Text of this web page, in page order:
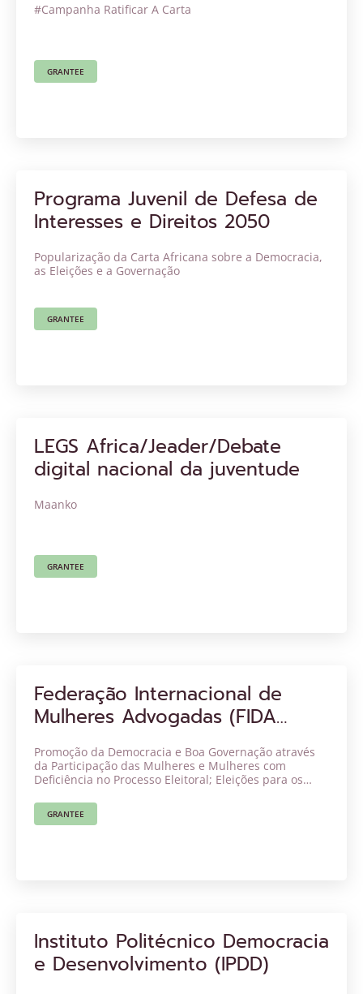
#Campanha Ratificar A Carta
GRANTEE
Programa Juvenil de Defesa de
Interesses e Direitos 2050
Popularização da Carta Africana sobre a Democracia,
as Eleições e a Governação
GRANTEE
LEGS Africa/Jeader/Debate
digital nacional da juventude
Maanko
GRANTEE
Federação Internacional de
Mulheres Advogadas (FIDA
Promoção da Democracia e Boa Governação através
da Participação das Mulheres e Mulheres com
Deficiência no Processo Eleitoral; Eleições para os
em 2022.
GRANTEE
Instituto Politécnico Democracia
e Desenvolvimento (IPDD)